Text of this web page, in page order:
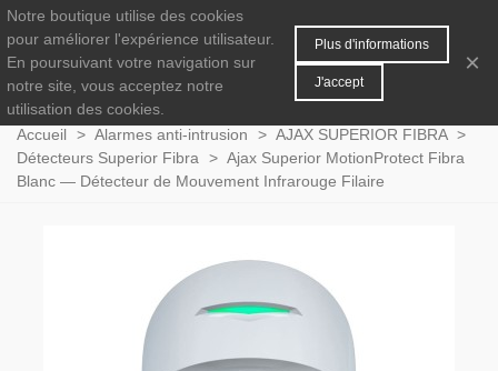
0 MENU
Accueil > Alarmes anti-intrusion > AJAX SUPERIOR FIBRA >
Détecteurs Superior Fibra
> Ajax Superior MotionProtect Fibra
Blanc — Détecteur de Mouvement Infrarouge Filaire
Notre boutique utilise des cookies
pour améliorer l'expérience utilisateur.
En poursuivant votre navigation sur
notre site, vous acceptez notre
utilisation des cookies.
Plus d'informations
J'accept
×